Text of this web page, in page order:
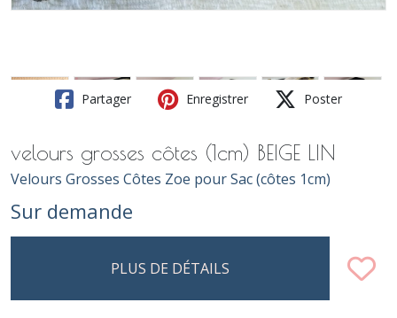
Partager Enregistrer Poster
velours grosses côtes (1cm) BEIGE LIN
Velours Grosses Côtes Zoe pour Sac (côtes 1cm)
Sur demande
PLUS DE DÉTAILS